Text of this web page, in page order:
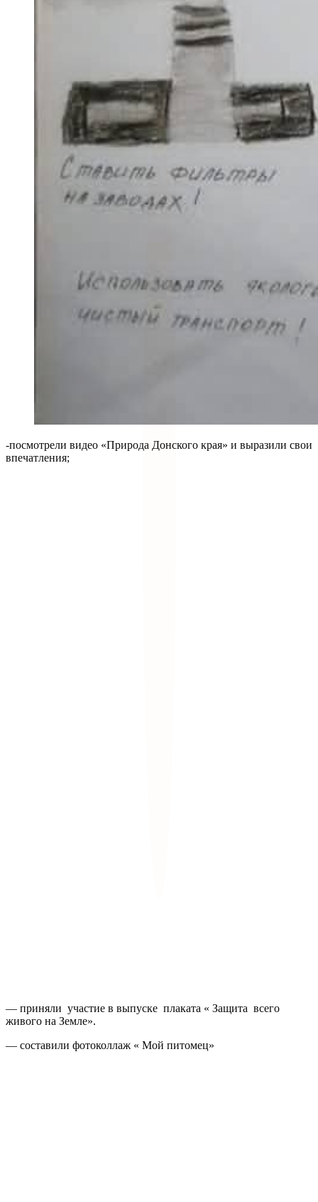
-посмотрели видео «Природа Донского края» и выразили свои
впечатления;
— приняли участие в выпуске плаката « Защита всего
живого на Земле».
— составили фотоколлаж « Мой питомец»